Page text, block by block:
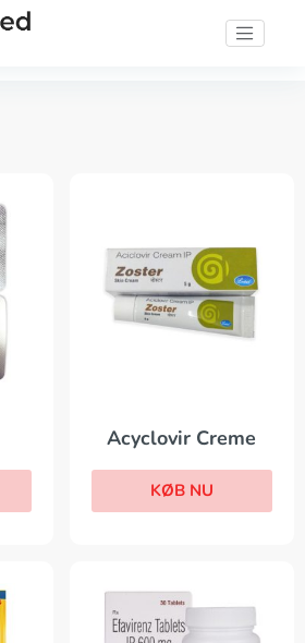
Acyclovir Creme
KØB NU